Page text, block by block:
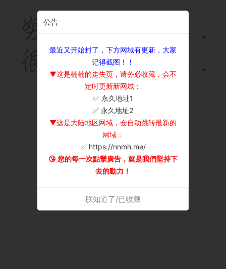
公告
最近又开始封了，下方网域有更新，大家
记得截图！！
▼这是楠楠的走失页，请务必收藏，会不
定时更新新网域：
✅ 永久地址1
✅ 永久地址2
▼这是大陆地区网域，会自动跳转最新的
网域：
✅ https://nnmh.me/
😘 您的每一次點擊廣告，就是我們堅持下
去的動力！
朕知道了/已收藏